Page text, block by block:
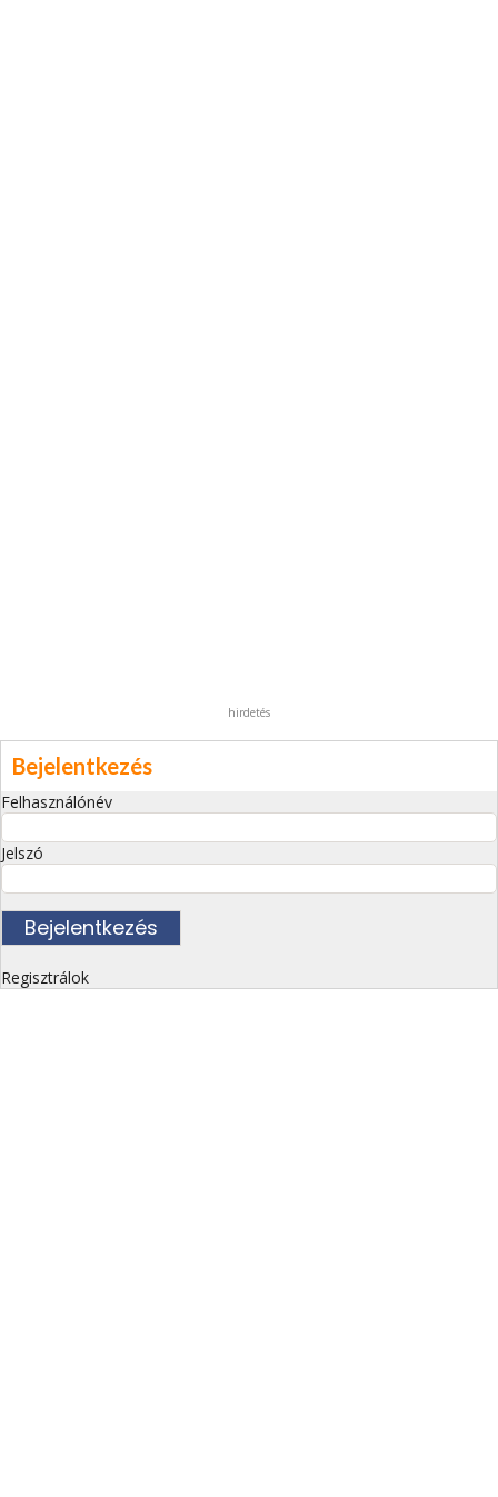
hirdetés
Bejelentkezés
Felhasználónév
Jelszó
Regisztrálok